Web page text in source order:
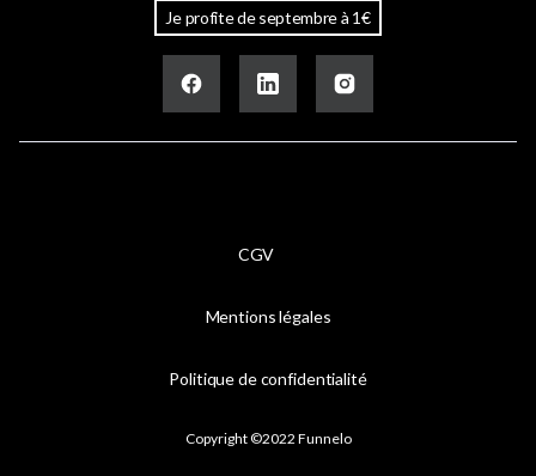
Je profite de septembre à 1€
Copyright ©2022 Funnelo
CGV
Mentions légales
Politique de confidentialité